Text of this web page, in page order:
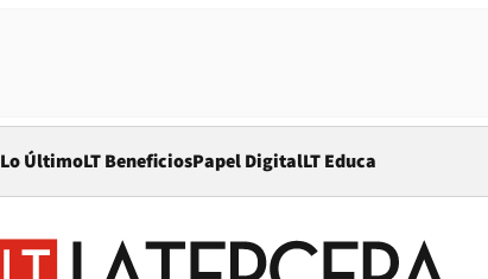
Lo ÚltimoLT BeneficiosPapel DigitalOpens in new window
LT Educa